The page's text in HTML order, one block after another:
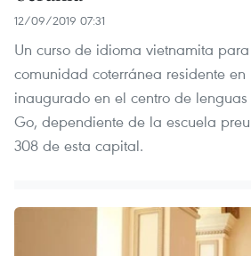
12/09/2019 07:31
Un curso de idioma vietnamita
comunidad coterránea residente en
inaugurado en el centro de
Go, dependiente de la escuela
308 de esta capital.